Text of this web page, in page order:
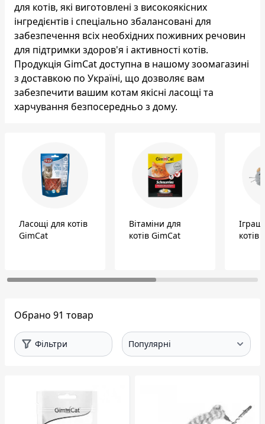
для котів, які виготовлені з високоякісних
інгредієнтів і спеціально збалансовані для
забезпечення всіх необхідних поживних речовин
для підтримки здоров'я і активності котів.
Продукція GimCat доступна в нашому зоомагазині
з доставкою по Україні, що дозволяє вам
забезпечити вашим котам якісні ласощі та
харчування безпосередньо з дому.
Ласощі для котів
GimCat
Вітаміни для
котів GimCat
котів
Обрано 91 товар
Фільтри